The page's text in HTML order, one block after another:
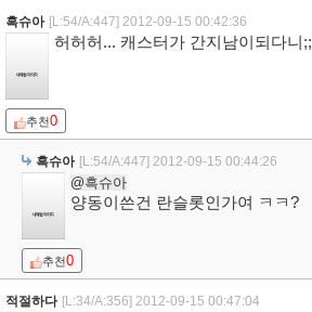
흑슈아 [L:54/A:447] 2012-09-15 00:42:36
허허허... 캐스터가 간지남이되다니;;
추천0
흑슈아 [L:54/A:447] 2012-09-15 00:44:26
@흑슈아
양동이쓴건 란슬롯인가여 ㅋㅋ?
추천0
적절하다 [L:34/A:356] 2012-09-15 00:47:04